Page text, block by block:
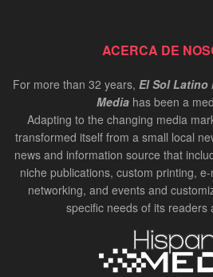
ACERCA DE
For more than 32 years, El Sol Latino
Media has been a
Adapting to the changing media
transformed itself from a small local
news and information source that
niche publications, custom printing,
networking, and events and
specific needs of its readers